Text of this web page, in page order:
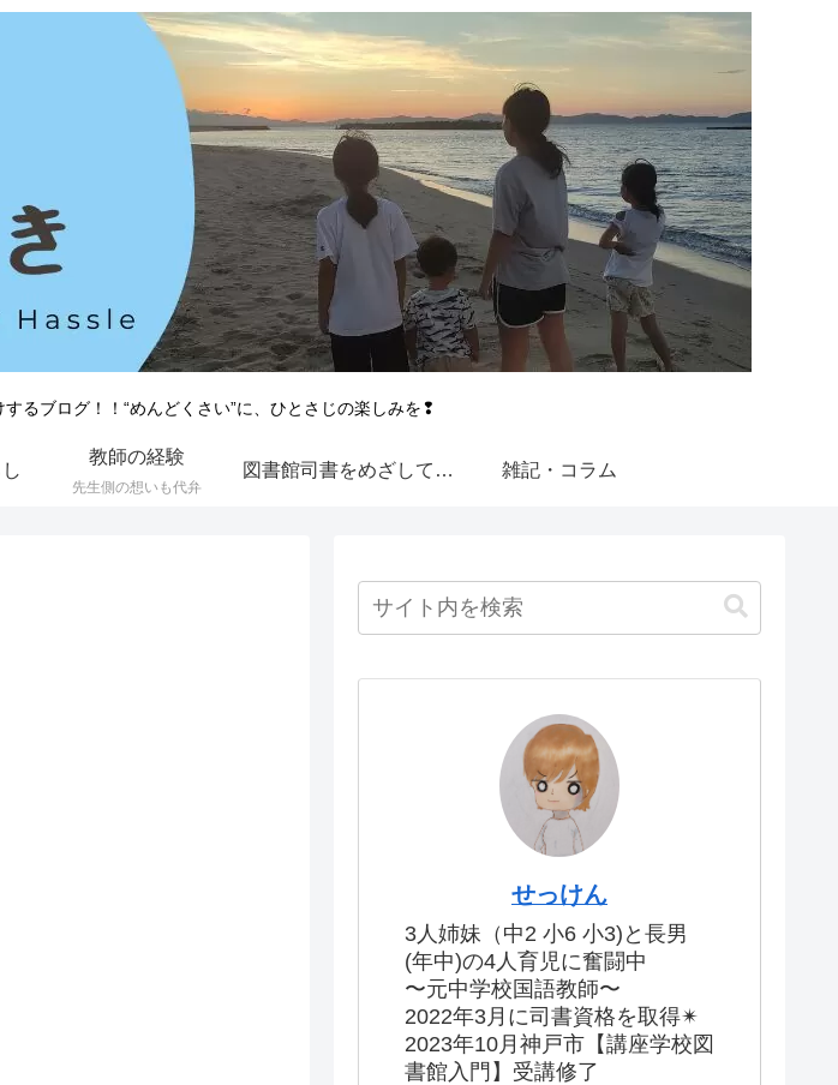
るブログ！！“めんどくさい”に、ひとさじの楽しみを❢
教師の経験
先生側の想いも代弁
図書館司書をめざして【近大通信】 雑記・コラム
せっけん
3人姉妹（中2 小6 小3)と長男
(年中)の4人育児に奮闘中
〜元中学校国語教師〜
2022年3月に司書資格を取得✴︎
2023年10月神戸市【講座学校図
書館入門】受講修了